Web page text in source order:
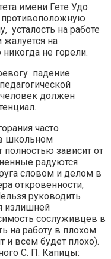
имени Гете Удо
усталость на работе
на
не горели.
падение
должен
часто
школьном
полностью зависит от
радуются
словом и делом в
откровенности,
руководить
излишней
сослуживцев в
на работу в плохом
и всем будет плохо).
С. П. Капицы: